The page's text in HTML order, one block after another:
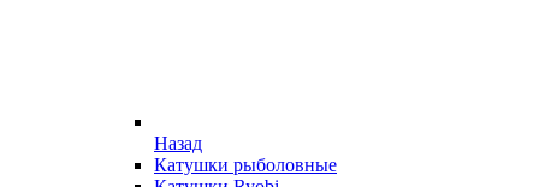
Назад
Катушки рыболовные